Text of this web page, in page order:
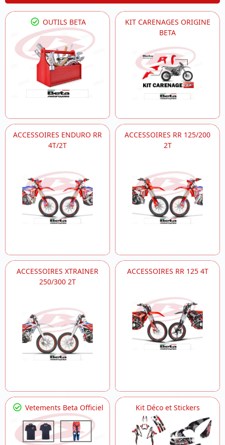
OUTILS BETA
KIT CARENAGES ORIGINE
BETA
ACCESSOIRES ENDURO RR
4T/2T
ACCESSOIRES RR 125/200
2T
ACCESSOIRES XTRAINER
250/300 2T
ACCESSOIRES RR 125 4T
Vetements Beta Officiel Kit Déco et Stickers